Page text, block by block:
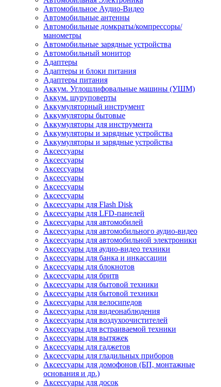
Автомобильное Аудио-Видео
Автомобильные антенны
Автомобильные домкраты/компрессоры/
манометры
Автомобильные зарядные устройства
Автомобильный монитор
Адаптеры
Адаптеры и блоки питания
Адаптеры питания
Аккум. Углошлифовальные машины (УШМ)
Аккум. шуруповерты
Аккумуляторный инструмент
Аккумуляторы бытовые
Аккумуляторы для инструмента
Аккумуляторы и зарядные устройства
Аккумуляторы и зарядные устройства
Аксессуары
Аксессуары
Аксессуары
Аксессуары
Аксессуары
Аксессуары
Аксессуары для Flash Disk
Аксессуары для LFD-панелей
Аксессуары для автомобилей
Аксессуары для автомобильного аудио-видео
Аксессуары для автомобильной электроники
Аксессуары для аудио-видео техники
Аксессуары для банка и инкассации
Аксессуары для блокнотов
Аксессуары для бритв
Аксессуары для бытовой техники
Аксессуары для бытовой техники
Аксессуары для велосипедов
Аксессуары для видеонаблюдения
Аксессуары для воздухоочистителей
Аксессуары для встраиваемой техники
Аксессуары для вытяжек
Аксессуары для гаджетов
Аксессуары для гладильных приборов
Аксессуары для домофонов (БП, монтажные
основания и др.)
Аксессуары для досок